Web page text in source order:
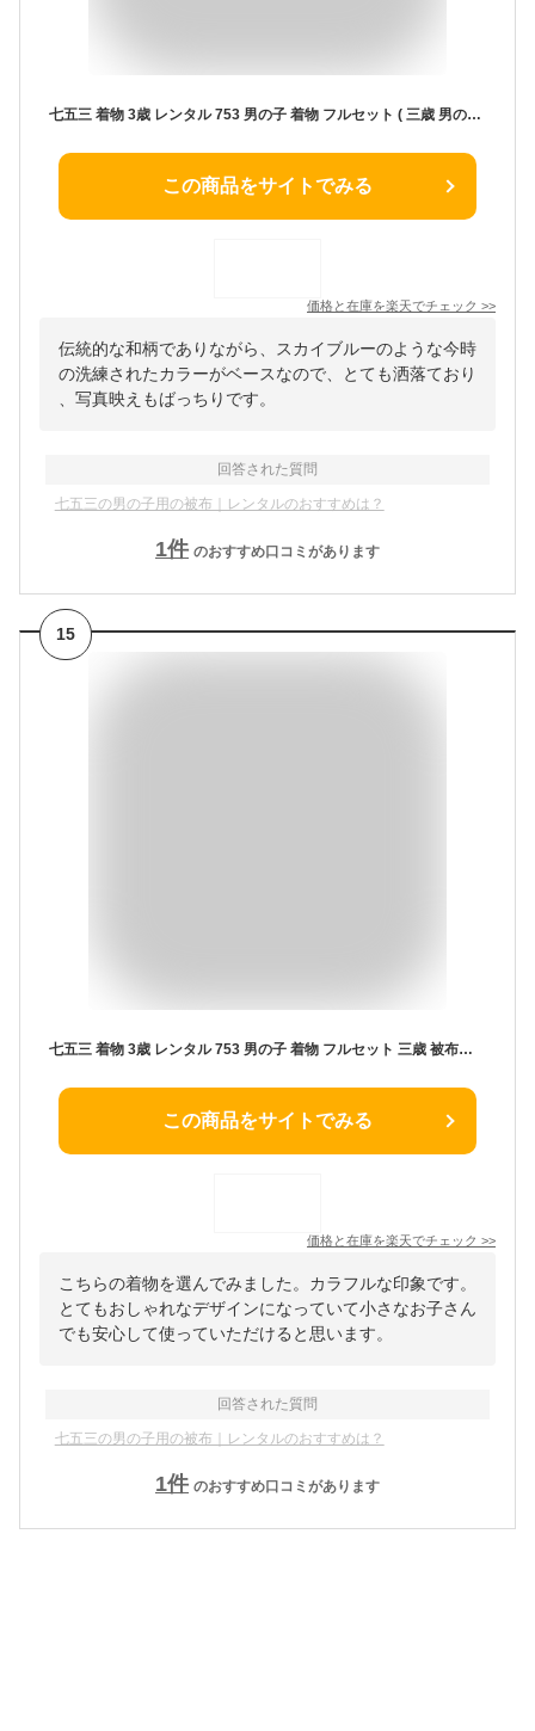
七五三 着物 3歳 レンタル 753 男の子 着物 フルセット ( 三歳 男の子 被布 ) 0132 陽気な天使 兜 薄茶 /青 ピーコックブルー【753 衣装 着物 前撮り 子供 きもの レンタル おとこのこ 男児 男子 ブランド】 送料無料 【レンタル】
この商品をサイトでみる
価格と在庫を楽天でチェック >>
伝統的な和柄でありながら、スカイブルーのような今時
の洗練されたカラーがベースなので、とても洒落ており
、写真映えもばっちりです。
回答された質問
七五三の男の子用の被布｜レンタルのおすすめは？
1件 のおすすめ口コミがあります
15
七五三 着物 3歳 レンタル 753 男の子 着物 フルセット 三歳 被布セット ( 3歳 男の子 被布 ) 0038 ラフィネココ アイボリー/モダン柄 レトロ ブラウン【753 七五三 衣装 着物 3歳 被布 前撮り 子供 きもの ブランド おとこのこ 男児 男子】 送料無料【レンタル】
この商品をサイトでみる
価格と在庫を楽天でチェック >>
こちらの着物を選んでみました。カラフルな印象です。
とてもおしゃれなデザインになっていて小さなお子さん
でも安心して使っていただけると思います。
回答された質問
七五三の男の子用の被布｜レンタルのおすすめは？
1件 のおすすめ口コミがあります